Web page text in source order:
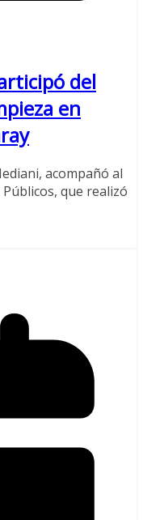
del
en
acompañó al
que realizó